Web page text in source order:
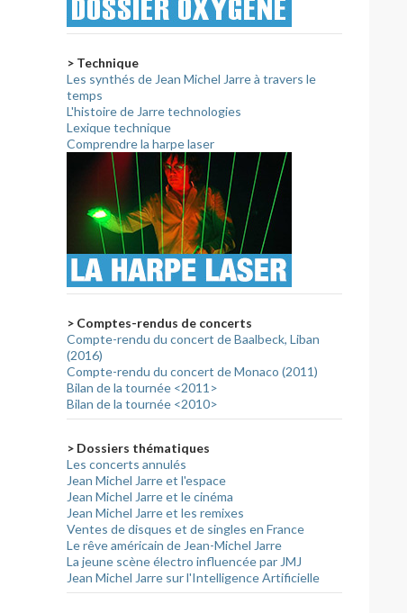
> Technique
Les synthés de Jean Michel Jarre à travers le
temps
L'histoire de Jarre technologies
Lexique technique
Comprendre la harpe laser
> Comptes-rendus de concerts
Compte-rendu du concert de Baalbeck, Liban
(2016)
Compte-rendu du concert de Monaco (2011)
Bilan de la tournée <2011>
Bilan de la tournée <2010>
> Dossiers thématiques
Les concerts annulés
Jean Michel Jarre et l'espace
Jean Michel Jarre et le cinéma
Jean Michel Jarre et les remixes
Ventes de disques et de singles en France
Le rêve américain de Jean-Michel Jarre
La jeune scène électro influencée par JMJ
Jean Michel Jarre sur l'Intelligence Artificielle